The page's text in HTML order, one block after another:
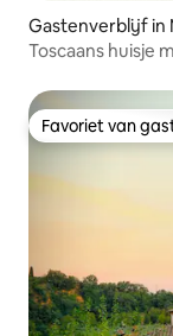
Gastenverblijf in
Toscaans huisje
Favoriet van
Favoriet van